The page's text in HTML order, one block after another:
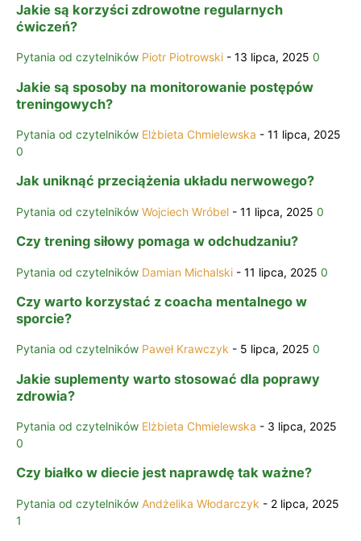
Jakie są korzyści zdrowotne regularnych
ćwiczeń?
Pytania od czytelników Piotr Piotrowski - 13 lipca, 2025 0
Jakie są sposoby na monitorowanie postępów
treningowych?
Pytania od czytelników Elżbieta Chmielewska - 11 lipca, 2025
0
Jak uniknąć przeciążenia układu nerwowego?
Pytania od czytelników Wojciech Wróbel - 11 lipca, 2025 0
Czy trening siłowy pomaga w odchudzaniu?
Pytania od czytelników Damian Michalski - 11 lipca, 2025 0
Czy warto korzystać z coacha mentalnego w
sporcie?
Pytania od czytelników Paweł Krawczyk - 5 lipca, 2025 0
Jakie suplementy warto stosować dla poprawy
zdrowia?
Pytania od czytelników Elżbieta Chmielewska - 3 lipca, 2025
0
Czy białko w diecie jest naprawdę tak ważne?
Pytania od czytelników Andżelika Włodarczyk - 2 lipca, 2025
1